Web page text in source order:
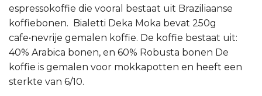
espressokoffie die vooral bestaat uit Braziliaanse
koffiebonen. Bialetti Deka Moka bevat 250g
cafe•nevrije gemalen koffie. De koffie bestaat uit:
40% Arabica bonen, en 60% Robusta bonen De
koffie is gemalen voor mokkapotten en heeft een
sterkte van 6/10.